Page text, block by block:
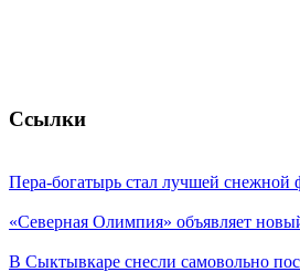
Ссылки
Пера-богатырь стал лучшей снежной
«Северная Олимпия» объявляет
В Сыктывкаре снесли самовольно